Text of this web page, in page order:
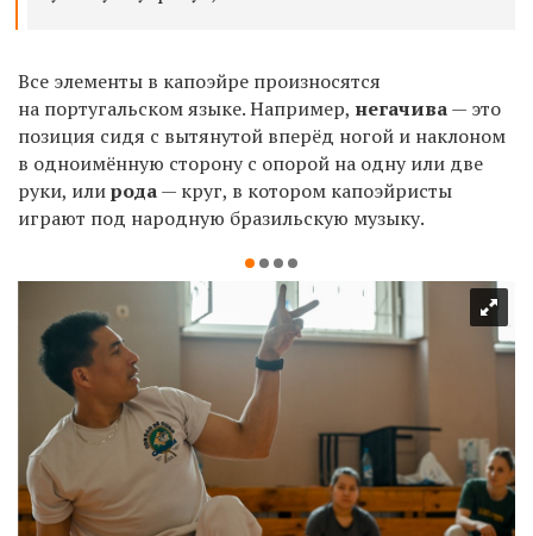
Все элементы в капоэйре произносятся
на португальском языке. Например, негачива— это
позиция сидя с вытянутой вперёд ногой и наклоном
в одноимённую сторону с опорой на одну или две
руки, илирода— круг, в котором капоэйристы
играют под народную бразильскую музыку.